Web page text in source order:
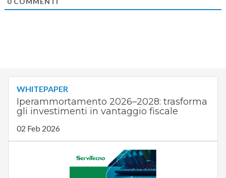
WHITEPAPER
Iperammortamento 2026–2028: trasforma
gli investimenti in vantaggio fiscale
02 Feb 2026